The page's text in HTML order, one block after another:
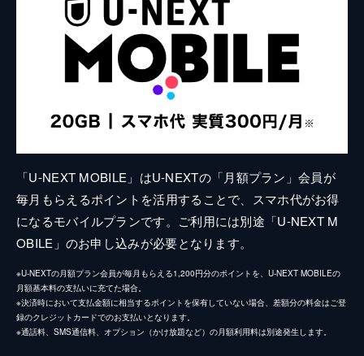
「U-NEXT MOBILE」はU-NEXTの「月額プラン」会員が
毎月もらえるポイントを活用することで、スマホ代がお得
になるモバイルプランです。ご利用には別途「U-NEXT M
OBILE」のお申し込みが必要となります。
※U-NEXTの月額プラン会員が毎月もらえる1,200円分のポイントを、U-NEXT MOBILEの
月額基本料の支払いに充てた場合。
※決済時において支払金額に相当するポイントを保有していない場合、差額分の料金はご登
録のクレジットカードでのお支払いとなります。
※通話料、SMS通信料、オプション（かけ放題など）の月額利用料は別途発生します。